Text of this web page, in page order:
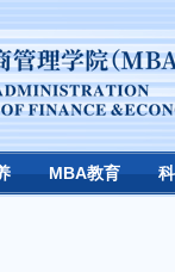
MBA教育